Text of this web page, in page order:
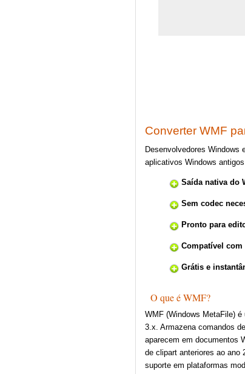
Converter WMF
Desenvolvedores Windows
aplicativos Windows
Saída nativa do
Sem codec
Pronto para
Compatível com
Grátis e
O que é WMF?
WMF (Windows MetaFile)
3.x. Armazena comandos
aparecem em documentos
de clipart anteriores ao ano
suporte em plataformas